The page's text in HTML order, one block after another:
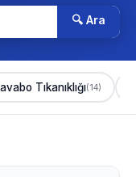
🔍 Ara
Tıkanıklığı(14)